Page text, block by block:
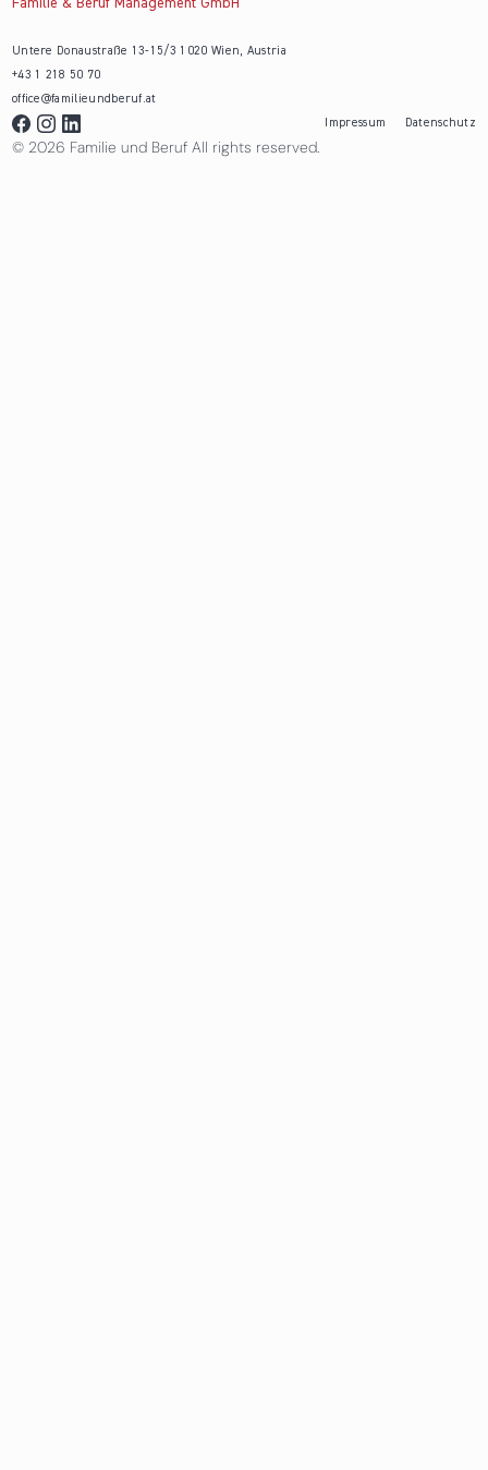
Familie & Beruf Management GmbH
Untere Donaustraße 13-15/3 1020 Wien, Austria
+43 1 218 50 70
office@familieundberuf.at
Impressum
Datenschutz
© 2026 Familie und Beruf All rights reserved.